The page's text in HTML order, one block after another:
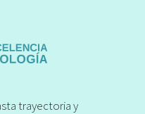
trayectoria y